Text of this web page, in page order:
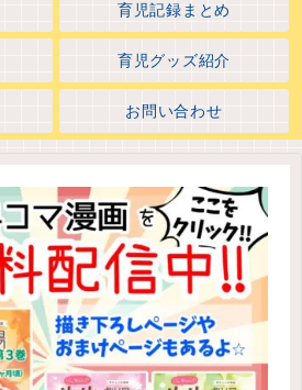
育児記録まとめ
育児グッズ紹介
お問い合わせ